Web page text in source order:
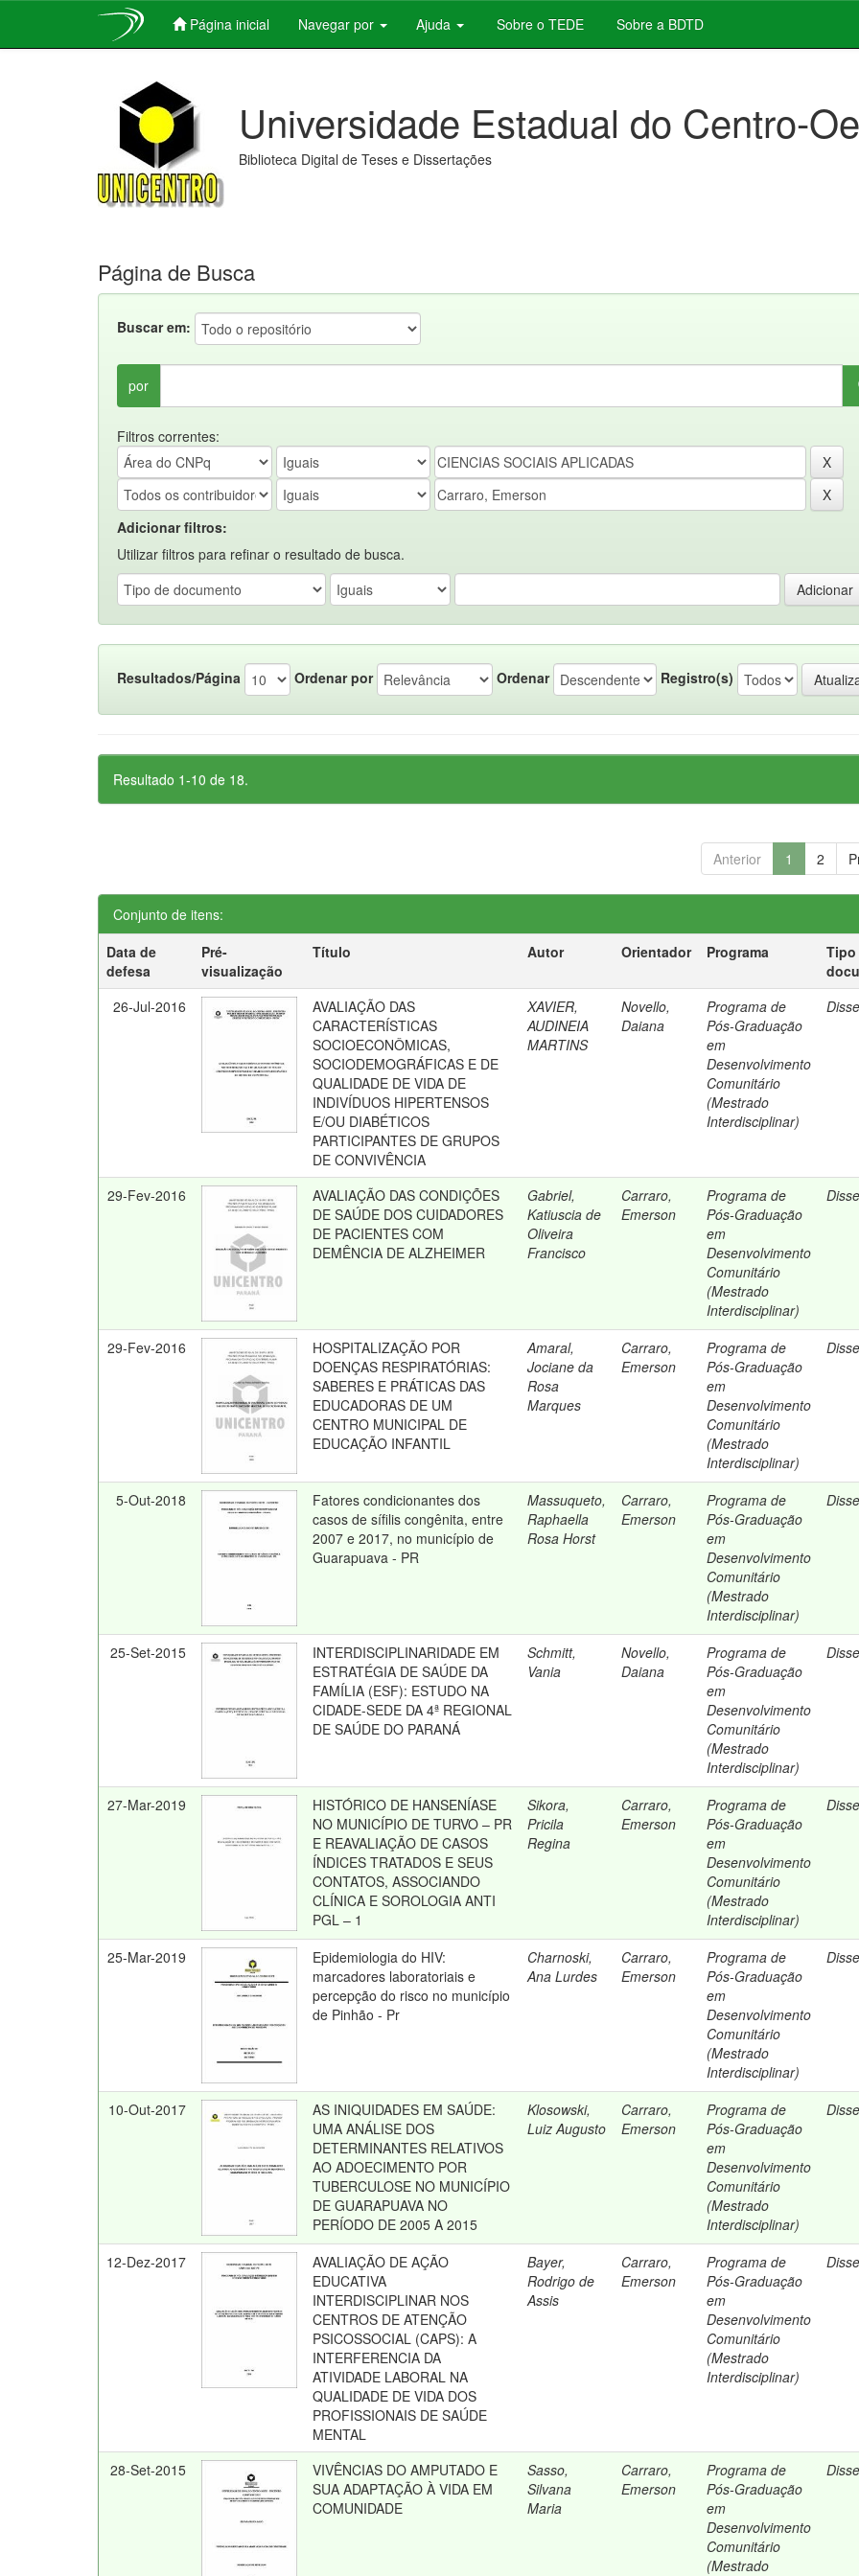
Página inicial Navegar por Ajuda Sobre o TEDE Sobre a BDTD
Universidade Estadual do Centro-
Biblioteca Digital de Teses e Dissertações
Página de Busca
Buscar em:
por
Filtros correntes:
Adicionar filtros:
Utilizar filtros para refinar o resultado de busca.
Resultados/Página Ordenar por Ordenar Registro(s)
Resultado 1-10 de 18.
Anterior 1 2
Conjunto de itens:
Data de
defesa
Pré-
visualização
Título Autor Orientador Programa
Tipo
26-Jul-2016
AVALIAÇÃO DAS
CARACTERÍSTICAS
SOCIOECONÔMICAS,
SOCIODEMOGRÁFICAS E DE
QUALIDADE DE VIDA DE
INDIVÍDUOS HIPERTENSOS
E/OU DIABÉTICOS
PARTICIPANTES DE GRUPOS
DE CONVIVÊNCIA
XAVIER,
AUDINEIA
MARTINS
Novello,
Daiana
Programa de
Pós-Graduação
em
Desenvolvimento
Comunitário
(Mestrado
Interdisciplinar)
29-Fev-2016
AVALIAÇÃO DAS CONDIÇÕES
DE SAÚDE DOS CUIDADORES
DE PACIENTES COM
DEMÊNCIA DE ALZHEIMER
Gabriel,
Katiuscia de
Oliveira
Francisco
Carraro,
Emerson
Programa de
Pós-Graduação
em
Desenvolvimento
Comunitário
(Mestrado
Interdisciplinar)
29-Fev-2016
HOSPITALIZAÇÃO POR
DOENÇAS RESPIRATÓRIAS:
SABERES E PRÁTICAS DAS
EDUCADORAS DE UM
CENTRO MUNICIPAL DE
EDUCAÇÃO INFANTIL
Amaral,
Jociane da
Rosa
Marques
Carraro,
Emerson
Programa de
Pós-Graduação
em
Desenvolvimento
Comunitário
(Mestrado
Interdisciplinar)
5-Out-2018
Fatores condicionantes dos
casos de sífilis congênita, entre
2007 e 2017, no município de
Guarapuava - PR
Massuqueto,
Raphaella
Rosa Horst
Carraro,
Emerson
Programa de
Pós-Graduação
em
Desenvolvimento
Comunitário
(Mestrado
Interdisciplinar)
25-Set-2015
INTERDISCIPLINARIDADE EM
ESTRATÉGIA DE SAÚDE DA
FAMÍLIA (ESF): ESTUDO NA
CIDADE-SEDE DA 4ª REGIONAL
DE SAÚDE DO PARANÁ
Schmitt,
Vania
Novello,
Daiana
Programa de
Pós-Graduação
em
Desenvolvimento
Comunitário
(Mestrado
Interdisciplinar)
27-Mar-2019
HISTÓRICO DE HANSENÍASE
NO MUNICÍPIO DE TURVO – PR
E REAVALIAÇÃO DE CASOS
ÍNDICES TRATADOS E SEUS
CONTATOS, ASSOCIANDO
CLÍNICA E SOROLOGIA ANTI
PGL – 1
Sikora,
Pricila
Regina
Carraro,
Emerson
Programa de
Pós-Graduação
em
Desenvolvimento
Comunitário
(Mestrado
Interdisciplinar)
25-Mar-2019
Epidemiologia do HIV:
marcadores laboratoriais e
percepção do risco no município
de Pinhão - Pr
Charnoski,
Ana Lurdes
Carraro,
Emerson
Programa de
Pós-Graduação
em
Desenvolvimento
Comunitário
(Mestrado
Interdisciplinar)
10-Out-2017
AS INIQUIDADES EM SAÚDE:
UMA ANÁLISE DOS
DETERMINANTES RELATIVOS
AO ADOECIMENTO POR
TUBERCULOSE NO MUNICÍPIO
DE GUARAPUAVA NO
PERÍODO DE 2005 A 2015
Klosowski,
Luiz Augusto
Carraro,
Emerson
Programa de
Pós-Graduação
em
Desenvolvimento
Comunitário
(Mestrado
Interdisciplinar)
12-Dez-2017
AVALIAÇÃO DE AÇÃO
EDUCATIVA
INTERDISCIPLINAR NOS
CENTROS DE ATENÇÃO
PSICOSSOCIAL (CAPS): A
INTERFERENCIA DA
ATIVIDADE LABORAL NA
QUALIDADE DE VIDA DOS
PROFISSIONAIS DE SAÚDE
MENTAL
Bayer,
Rodrigo de
Assis
Carraro,
Emerson
Programa de
Pós-Graduação
em
Desenvolvimento
Comunitário
(Mestrado
Interdisciplinar)
28-Set-2015
VIVÊNCIAS DO AMPUTADO E
SUA ADAPTAÇÃO À VIDA EM
COMUNIDADE
Sasso,
Silvana
Maria
Carraro,
Emerson
Programa de
Pós-Graduação
em
Desenvolvimento
Comunitário
(Mestrado